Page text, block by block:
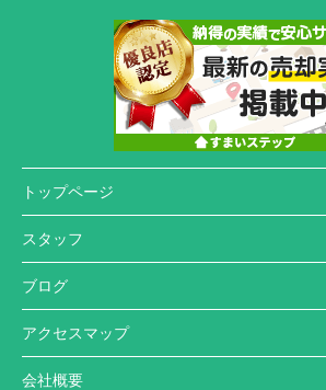
トップページ
スタッフ
ブログ
アクセスマップ
会社概要